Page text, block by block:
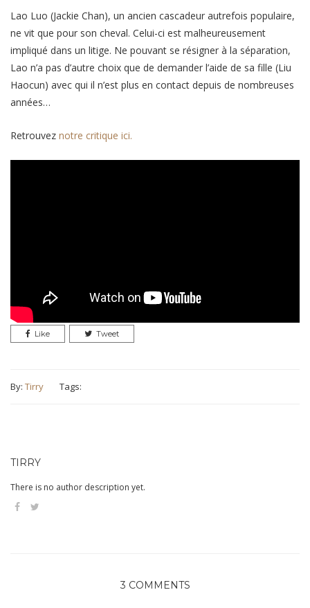
Lao Luo (Jackie Chan), un ancien cascadeur autrefois populaire,
ne vit que pour son cheval. Celui-ci est malheureusement
impliqué dans un litige. Ne pouvant se résigner à la séparation,
Lao n’a pas d’autre choix que de demander l’aide de sa fille (Liu
Haocun) avec qui il n’est plus en contact depuis de nombreuses
années…
Retrouvez notre critique ici.
Like Tweet
By: Tirry Tags:
TIRRY
There is no author description yet.
3 COMMENTS